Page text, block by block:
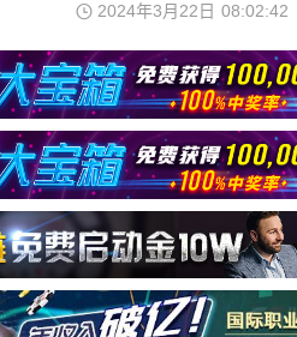
2024年3月22日 08:02:42